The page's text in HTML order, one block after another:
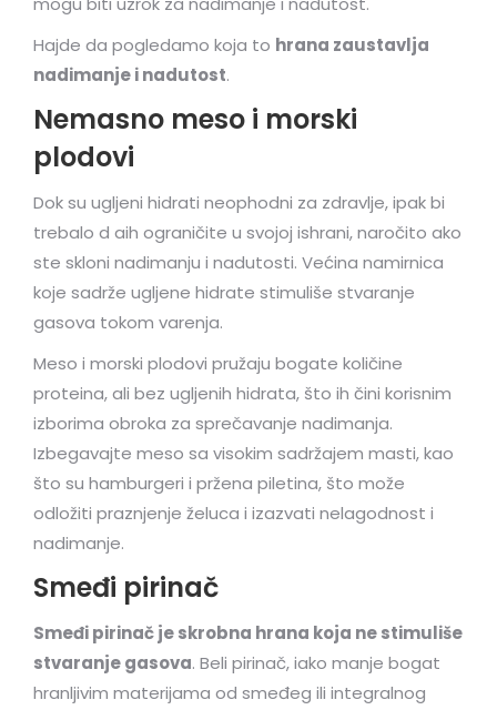
Hajde da pogledamo koja to hrana zaustavlja
nadimanje i nadutost.
Nemasno meso i morski
plodovi
Dok su ugljeni hidrati neophodni za zdravlje, ipak bi
trebalo d aih ograničite u svojoj ishrani, naročito ako
ste skloni nadimanju i nadutosti. Većina namirnica
koje sadrže ugljene hidrate stimuliše stvaranje
gasova tokom varenja.
Meso i morski plodovi pružaju bogate količine
proteina, ali bez ugljenih hidrata, što ih čini korisnim
izborima obroka za sprečavanje nadimanja.
Izbegavajte meso sa visokim sadržajem masti, kao
što su hamburgeri i pržena piletina, što može
odložiti praznjenje želuca i izazvati nelagodnost i
nadimanje.
Smeđi pirinač
Smeđi pirinač je skrobna hrana koja ne stimuliše
stvaranje gasova. Beli pirinač, iako manje bogat
hranljivim materijama od smeđeg ili integralnog